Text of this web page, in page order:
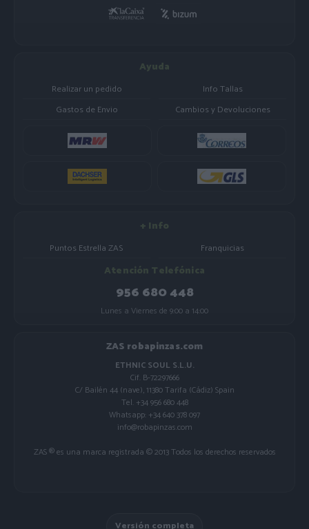
Ayuda
Realizar un pedido
Info Tallas
Gastos de Envio
Cambios y Devoluciones
+ Info
Puntos Estrella ZAS Franquicias
Atención Telefónica
956 680 448
Lunes a Viernes de 9:00 a 14:00
ZAS robapinzas.com
ETHNIC SOUL S.L.U.
Cif. B-72297666
C/ Bailén 44 (nave), 11380 Tarifa (Cádiz) Spain
Tel. +34 956 680 448
Whatsapp: +34 640 378 097
info@robapinzas.com
ZAS ® es una marca registrada © 2013 Todos los derechos reservados
Versión completa